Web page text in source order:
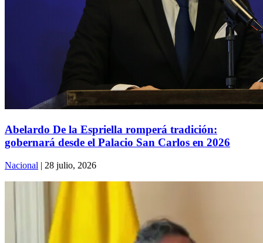
Abelardo De la Espriella romperá tradición:
gobernará desde el Palacio San Carlos en 2026
Nacional | 28 julio, 2026